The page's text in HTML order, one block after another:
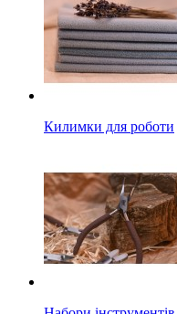
Килимки для роботи